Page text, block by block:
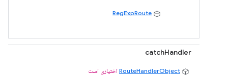
RegExpRoute
catchHandler
RouteHandlerObject اختیاری است